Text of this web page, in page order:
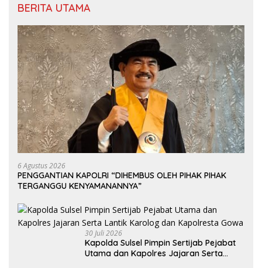
BERITA UTAMA
6 Agustus 2026
PENGGANTIAN KAPOLRI “DIHEMBUS OLEH PIHAK PIHAK
TERGANGGU KENYAMANANNYA”
30 Juli 2026
Kapolda Sulsel Pimpin Sertijab Pejabat
Utama dan Kapolres Jajaran Serta